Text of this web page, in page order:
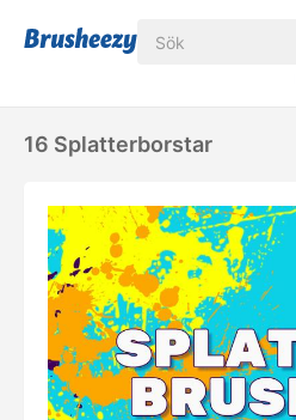
16 Splatterborstar